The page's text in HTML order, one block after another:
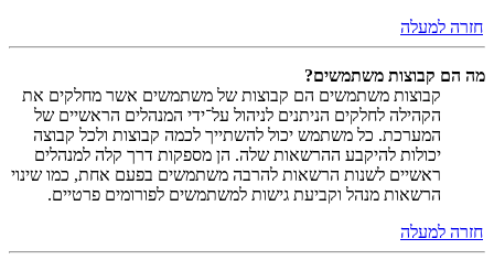
חזרה למעלה
מה הם קבוצות משתמשים?
קבוצות משתמשים הם קבוצות של משתמשים אשר מחלקים את
הקהילה לחלקים הניתנים לניהול על־ידי המנהלים הראשיים של
המערכת. כל משתמש יכול להשתייך לכמה קבוצות ולכל קבוצה
יכולות להיקבע ההרשאות שלה. הן מספקות דרך קלה למנהלים
ראשיים לשנות הרשאות להרבה משתמשים בפעם אחת, כמו שינוי
הרשאות מנהל וקביעת גישות למשתמשים לפורומים פרטיים.
חזרה למעלה